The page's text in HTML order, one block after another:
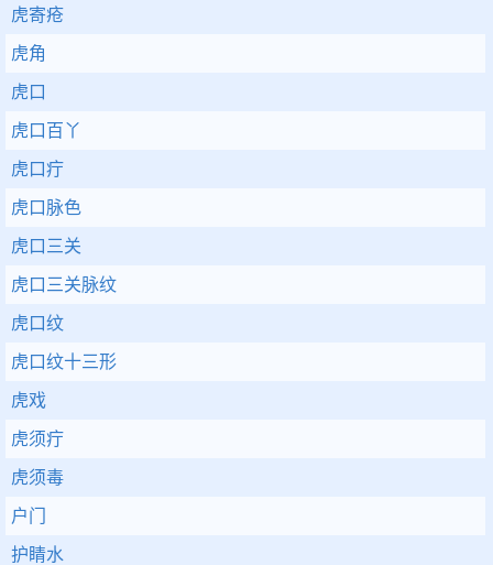
虎寄疮
虎角
虎口
虎口百丫
虎口疔
虎口脉色
虎口三关
虎口三关脉纹
虎口纹
虎口纹十三形
虎戏
虎须疔
虎须毒
户门
护睛水